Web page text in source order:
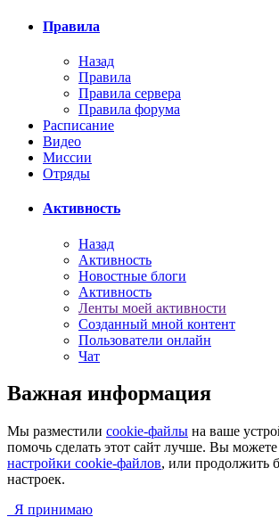
Правила
Назад
Правила
Правила сервера
Правила форума
Расписание
Видео
Миссии
Отряды
Активность
Назад
Активность
Новостные блоги
Активность
Ленты моей активности
Созданный мной контент
Пользователи онлайн
Чат
Важная информация
Мы разместили cookie-файлы на ваше
помочь сделать этот сайт лучше. Вы можете
настройки cookie-файлов, или продолжить
настроек.
Я принимаю